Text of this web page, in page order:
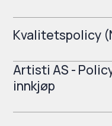
Kvalitetspolicy
Artisti AS -
innkjøp